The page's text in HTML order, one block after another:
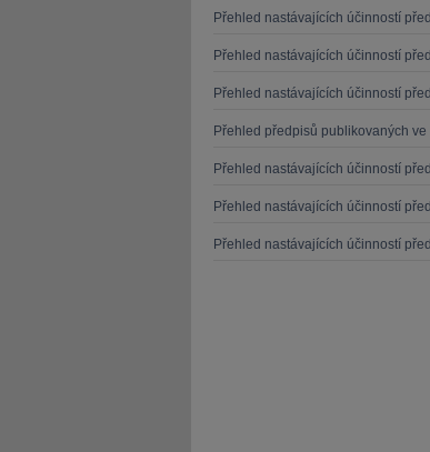
Přehled nastávajících účinností
Přehled nastávajících účinností
Přehled nastávajících účinností
Přehled předpisů publikovaných
Přehled nastávajících účinností
Přehled nastávajících účinností
Přehled nastávajících účinností